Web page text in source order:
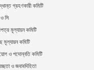
গ্রহণকারী কমিটি
সি
মূল্যায়ন কমিটি
মূল্যায়ন কমিটি
ও পদোন্নতি কমিটি
ও জবাবদিহিতা